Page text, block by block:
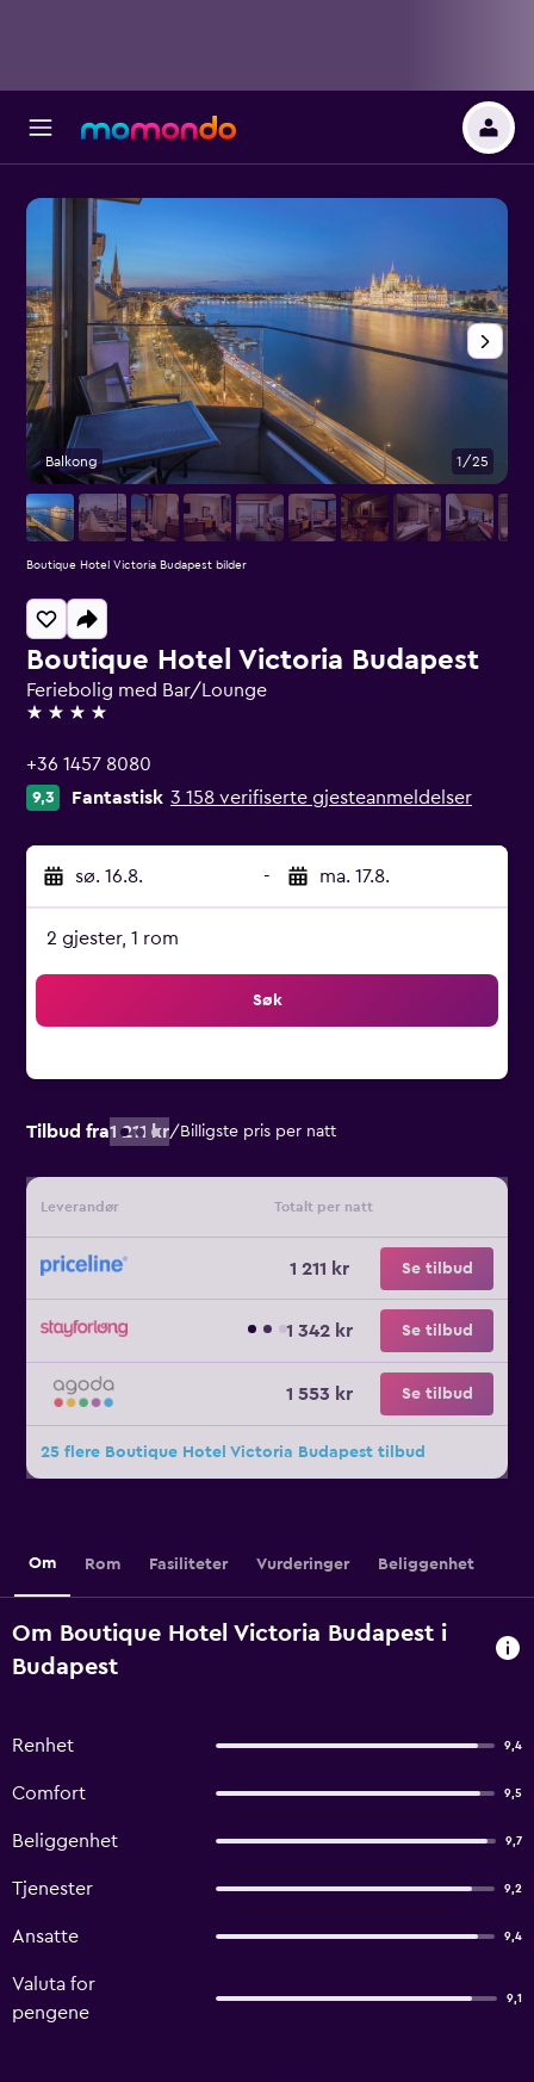
Boutique Hotel Victoria Budapest
Feriebolig med Bar/Lounge
4 stjerner
+36 1457 8080
9,3 Fantastisk 3 158 verifiserte gjesteanmeldelser
sø. 16.8. - ma. 17.8.
2 gjester, 1 rom
Søk
Tilbud fra1 211 kr/ Billigste pris per natt
Leverandør Totalt per natt
1 211 kr Se tilbud
1 342 kr Se tilbud
1 553 kr Se tilbud
25 flere Boutique Hotel Victoria Budapest tilbud
Balkong 1/25
Boutique Hotel Victoria Budapest bilder
Om Rom Fasiliteter Vurderinger Beliggenhet
Om Boutique Hotel Victoria Budapest i
Budapest
Renhet 9,4
Comfort 9,5
Beliggenhet 9,7
Tjenester 9,2
Ansatte 9,4
Valuta for
pengene
9,1